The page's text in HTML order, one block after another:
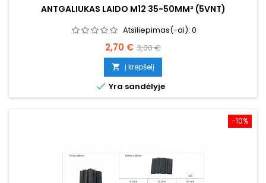
ANTGALIUKAS LAIDO M12 35-50MM² (5VNT)
Atsiliepimas(-ai): 0
Kaina
2,70 € Bazinė
kaina
3,00 €
 Į krepšelį
 Yra sandėlyje
−10%